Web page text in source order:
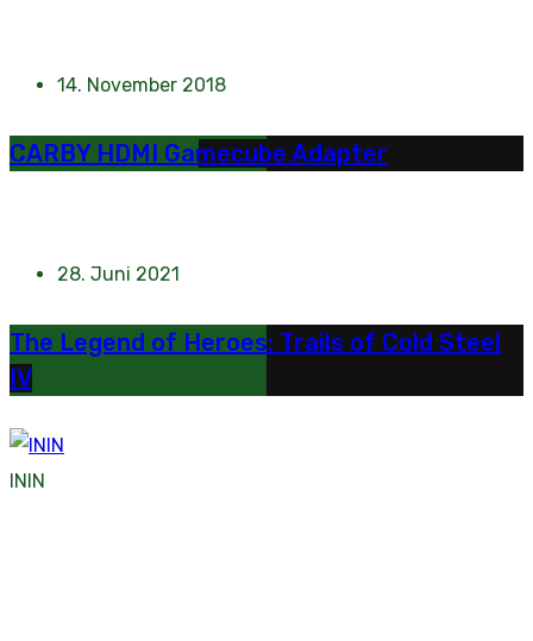
14. November 2018
CARBY HDMI Gamecube Adapter
28. Juni 2021
The Legend of Heroes: Trails of Cold Steel
IV
ININ